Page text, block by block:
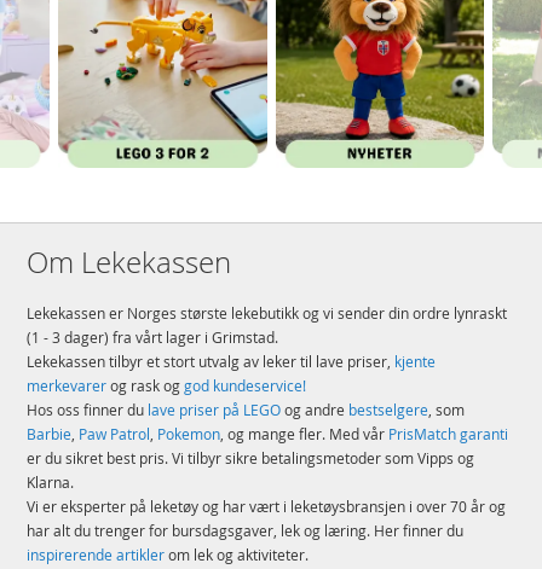
Om Lekekassen
Lekekassen er Norges største lekebutikk og vi sender din ordre lynraskt
(1 - 3 dager) fra vårt lager i Grimstad.
Lekekassen tilbyr et stort utvalg av leker til lave priser, kjente
merkevarerog rask oggod kundeservice!
Hos oss finner du lave priser på LEGOog andre bestselgere , som
Barbie Paw Patrol Pokemon , og mange fler. Med vår PrisMatch garanti
er du sikret best pris. Vi tilbyr sikre betalingsmetoder som Vipps og
Klarna.
Vi er eksperter på leketøy og har vært i leketøysbransjen i over 70 år og
har alt du trenger for bursdagsgaver, lek og læring. Her finner du
inspirerende artiklerom lek og aktiviteter.